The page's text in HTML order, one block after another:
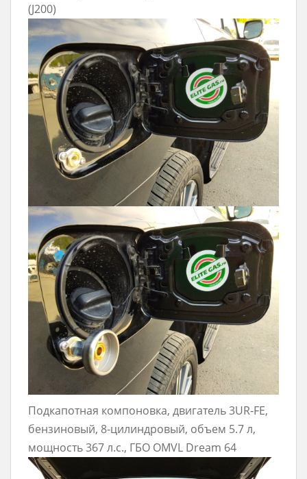
(J200)
Подкапотная компоновка, двигатель 3UR-FE,
бензиновый, 8-цилиндровый, объем 5.7 л,
мощность 367 л.с., ГБО OMVL Dream 64